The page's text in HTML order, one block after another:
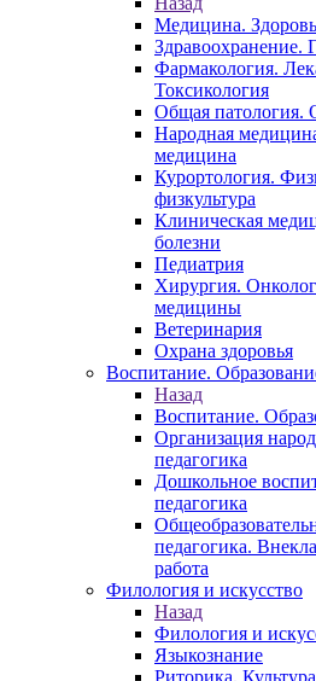
Медицина.
Здравоохранение.
Фармакология.
Токсикология
Общая патология.
Народная
медицина
Курортология.
физкультура
Клиническая
болезни
Педиатрия
Хирургия.
медицины
Ветеринария
Охрана здоровья
Воспитание.
Назад
Воспитание.
Организация
педагогика
Дошкольное
педагогика
педагогика.
работа
Филология и искусство
Назад
Филология и
Языкознание
Риторика.